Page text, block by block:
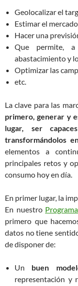
Geolocalizar el
Estimar el
Hacer una
Que permite,
abastacimiento y
Optimizar las
etc.
La clave para las
primero, generar y
lugar, ser
transformándolos
elementos a
principales retos y
consumo hoy en día.
En primer lugar, la
En nuestro
primero que
datos no tiene
de disponer de:
Un buen
representación y